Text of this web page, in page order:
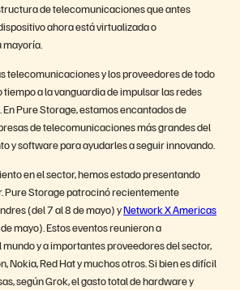
de telecomunicaciones que antes
ahora está virtualizada o
telecomunicaciones y los proveedores de todo
a la vanguardia de impulsar las redes
En Pure Storage, estamos encantados de
de telecomunicaciones más grandes del
y software para ayudarles a seguir innovando.
en el sector, hemos estado presentando
Pure Storage patrocinó recientemente
(del 7 al 8 de mayo) yNetwork X Americas
mayo). Estos eventos reunieron a
y a importantes proveedores del sector,
Nokia, Red Hat y muchos otros. Si bien es difícil
según Grok, el gasto total de hardware y